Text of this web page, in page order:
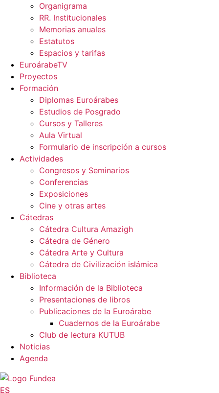
Organigrama
RR. Institucionales
Memorias anuales
Estatutos
Espacios y tarifas
EuroárabeTV
Proyectos
Formación
Diplomas Euroárabes
Estudios de Posgrado
Cursos y Talleres
Aula Virtual
Formulario de inscripción a cursos
Actividades
Congresos y Seminarios
Conferencias
Exposiciones
Cine y otras artes
Cátedras
Cátedra Cultura Amazigh
Cátedra de Género
Cátedra Arte y Cultura
Cátedra de Civilización islámica
Biblioteca
Información de la Biblioteca
Presentaciones de libros
Publicaciones de la Euroárabe
Cuadernos de la Euroárabe
Club de lectura KUTUB
Noticias
Agenda
ES